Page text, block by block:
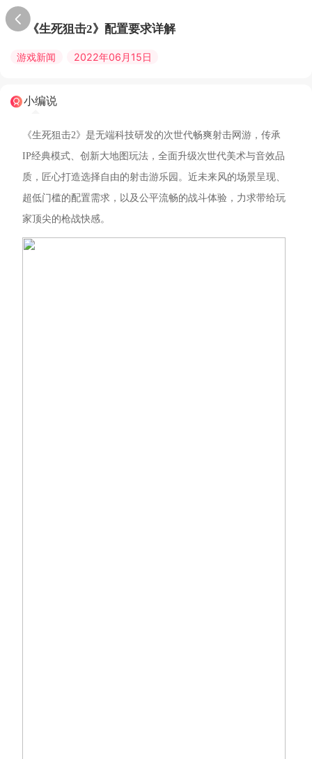
《生死狙击2》配置要求详解
游戏新闻 2022年06月15日
小编说
《生死狙击2》是无端科技研发的次世代畅爽射击网游，传承
IP经典模式、创新大地图玩法，全面升级次世代美术与音效品
质，匠心打造选择自由的射击游乐园。近未来风的场景呈现、
超低门槛的配置需求，以及公平流畅的战斗体验，力求带给玩
家顶尖的枪战快感。